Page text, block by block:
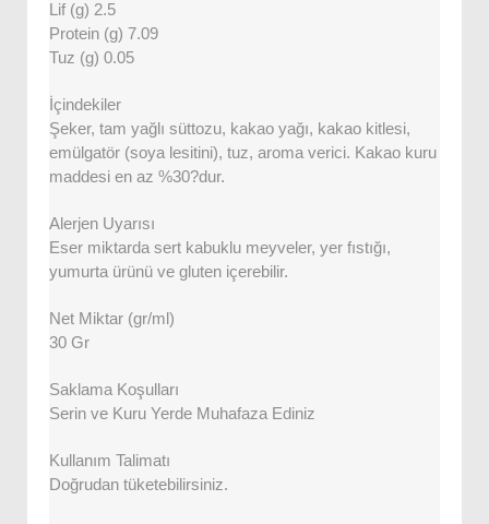
Lif (g) 2.5
Protein (g) 7.09
Tuz (g) 0.05
İçindekiler
Şeker, tam yağlı süttozu, kakao yağı, kakao kitlesi,
emülgatör (soya lesitini), tuz, aroma verici. Kakao kuru
maddesi en az %30?dur.
Alerjen Uyarısı
Eser miktarda sert kabuklu meyveler, yer fıstığı,
yumurta ürünü ve gluten içerebilir.
Net Miktar (gr/ml)
30 Gr
Saklama Koşulları
Serin ve Kuru Yerde Muhafaza Ediniz
Kullanım Talimatı
Doğrudan tüketebilirsiniz.